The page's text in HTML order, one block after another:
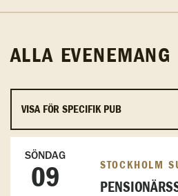
ALLA EVENEMANG
SÖNDAG
09 STOCKHOLM